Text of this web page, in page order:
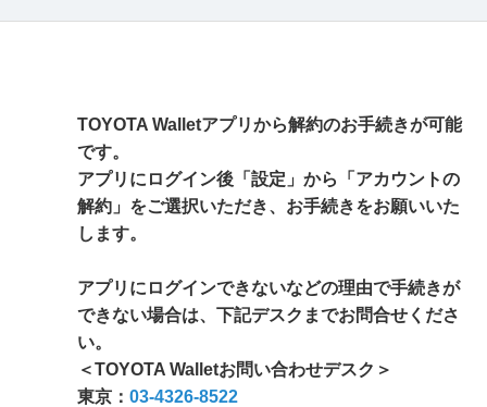
TOYOTA Walletアプリから解約のお手続きが可能
です。
アプリにログイン後「設定」から「アカウントの
解約」をご選択いただき、お手続きをお願いいた
します。
アプリにログインできないなどの理由で手続きが
できない場合は、下記デスクまでお問合せくださ
い。
＜TOYOTA Walletお問い合わせデスク＞
東京： 03-4326-8522